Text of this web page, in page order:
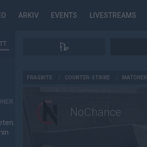
ARKIV EVENTS LIVESTREAMS
FRAGBITE COUNTER-STRIKE MATCHER
NoChance